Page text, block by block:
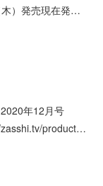
）発売現在発…
年12月号
zasshi.tv/product…